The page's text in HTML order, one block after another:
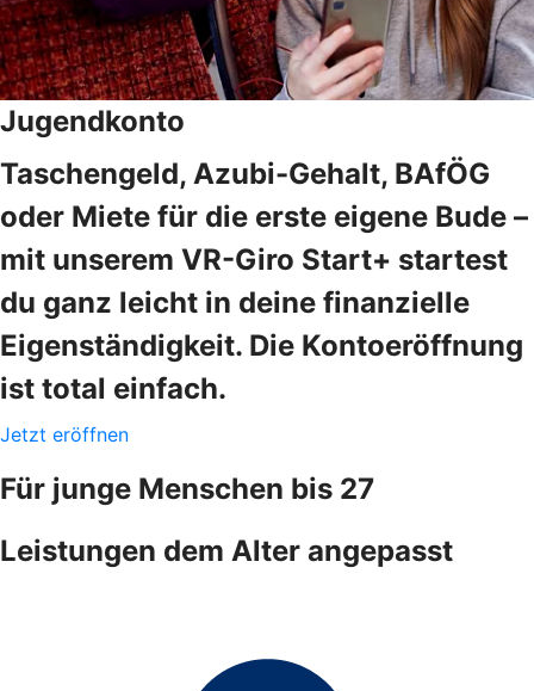
Jugendkonto
Taschengeld, Azubi-Gehalt, BAfÖG
oder Miete für die erste eigene Bude –
mit unserem VR-Giro Start+ startest
du ganz leicht in deine finanzielle
Eigenständigkeit. Die Kontoeröffnung
ist total einfach.
Jetzt eröffnen
Für junge Menschen bis 27
Leistungen dem Alter angepasst